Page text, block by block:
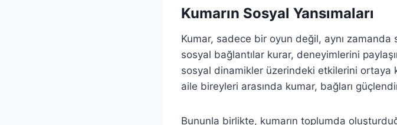
Kumarın Sosyal Yansımaları
Kumar, sadece bir oyun değil, aynı
sosyal bağlantılar kurar, deneyimlerini
sosyal dinamikler üzerindeki etkilerini ortaya
aile bireyleri arasında kumar, bağları
Bununla birlikte, kumarın toplumda